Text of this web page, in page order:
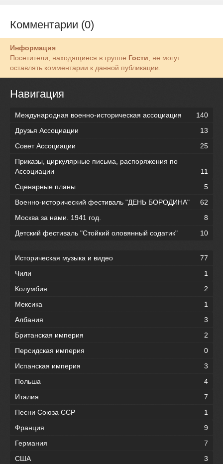
Комментарии (0)
Информация
Посетители, находящиеся в группе Гости, не могут
оставлять комментарии к данной публикации.
Навигация
Международная военно-историческая ассоциация
140
Друзья Ассоциации
13
Совет Ассоциации
25
Приказы, циркулярные письма, распоряжения по
Ассоциации
11
Сценарные планы
5
Военно-исторический фестиваль "ДЕНЬ БОРОДИНА"
62
Москва за нами. 1941 год.
8
Детский фестиваль "Стойкий оловянный содатик"
10
Историческая музыка и видео
77
Чили
1
Колумбия
2
Мексика
1
Албания
3
Британская империя
2
Персидская империя
0
Испанская империя
3
Польша
4
Италия
7
Песни Союза ССР
1
Франция
9
Германия
7
США
3